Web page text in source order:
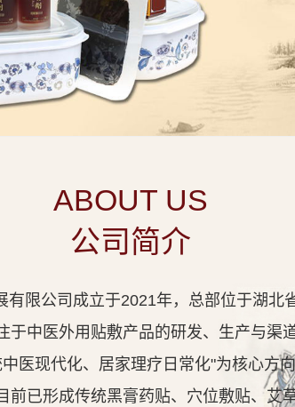
ABOUT US
公司简介
有限公司成立于2021年，总部位于湖北
于中医外用贴敷产品的研发、生产与渠
医现代化、居家理疗日常化"为核心方
前已形成传统黑膏药贴、穴位敷贴、艾